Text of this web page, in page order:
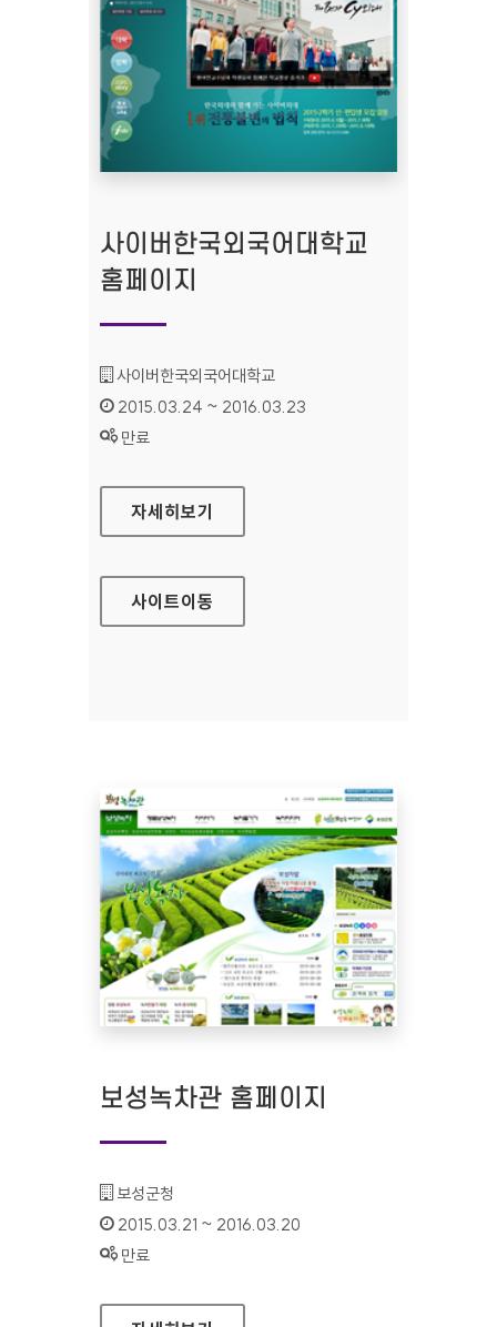
사이버한국외국어대학교
홈페이지
기관명 :
사이버한국외국어대학교
인증기간 :
2015.03.24 ~ 2016.03.23
상태 :
만료
사이버한국외국어대학교 홈페이지
자세히보기
사이트이동
보성녹차관 홈페이지
기관명 :
보성군청
인증기간 :
2015.03.21 ~ 2016.03.20
상태 :
만료